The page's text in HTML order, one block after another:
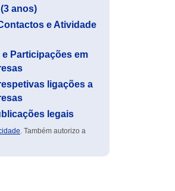
anos)
e Atividade
Participações em
ligações a
legais
. Também autorizo a